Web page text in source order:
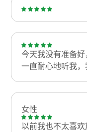
今天我没有准备
一直耐心地听我
女性
以前我也不太喜欢